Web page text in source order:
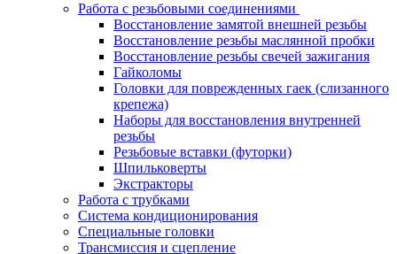
Работа с резьбовыми соединениями
Восстановление замятой внешней резьбы
Восстановление резьбы маслянной пробки
Восстановление резьбы свечей зажигания
Гайколомы
Головки для поврежденных гаек (слизанного
крепежа)
Наборы для восстановления внутренней
резьбы
Резьбовые вставки (футорки)
Шпильковерты
Экстракторы
Работа с трубками
Система кондиционирования
Специальные головки
Трансмиссия и сцепление